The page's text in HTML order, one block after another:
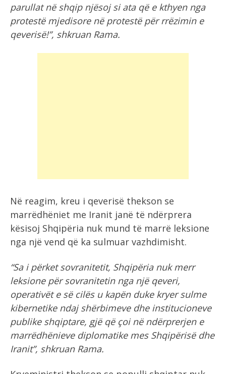
parullat në shqip njësoj si ata që e kthyen nga
protestë mjedisore në protestë për rrëzimin e
qeverisë!”, shkruan Rama.
Në reagim, kreu i qeverisë thekson se
marrëdhëniet me Iranit janë të ndërprera
kësisoj Shqipëria nuk mund të marrë leksione
nga një vend që ka sulmuar vazhdimisht.
“Sa i përket sovranitetit, Shqipëria nuk merr
leksione për sovranitetin nga një qeveri,
operativët e së cilës u kapën duke kryer sulme
kibernetike ndaj shërbimeve dhe institucioneve
publike shqiptare, gjë që çoi në ndërprerjen e
marrëdhënieve diplomatike mes Shqipërisë dhe
Iranit”, shkruan Rama.